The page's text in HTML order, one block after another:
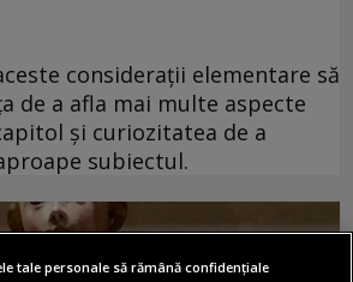
considerații elementare să
de a afla mai multe aspecte
și curiozitatea de a
subiectul.
tale personale să rămână confidențiale